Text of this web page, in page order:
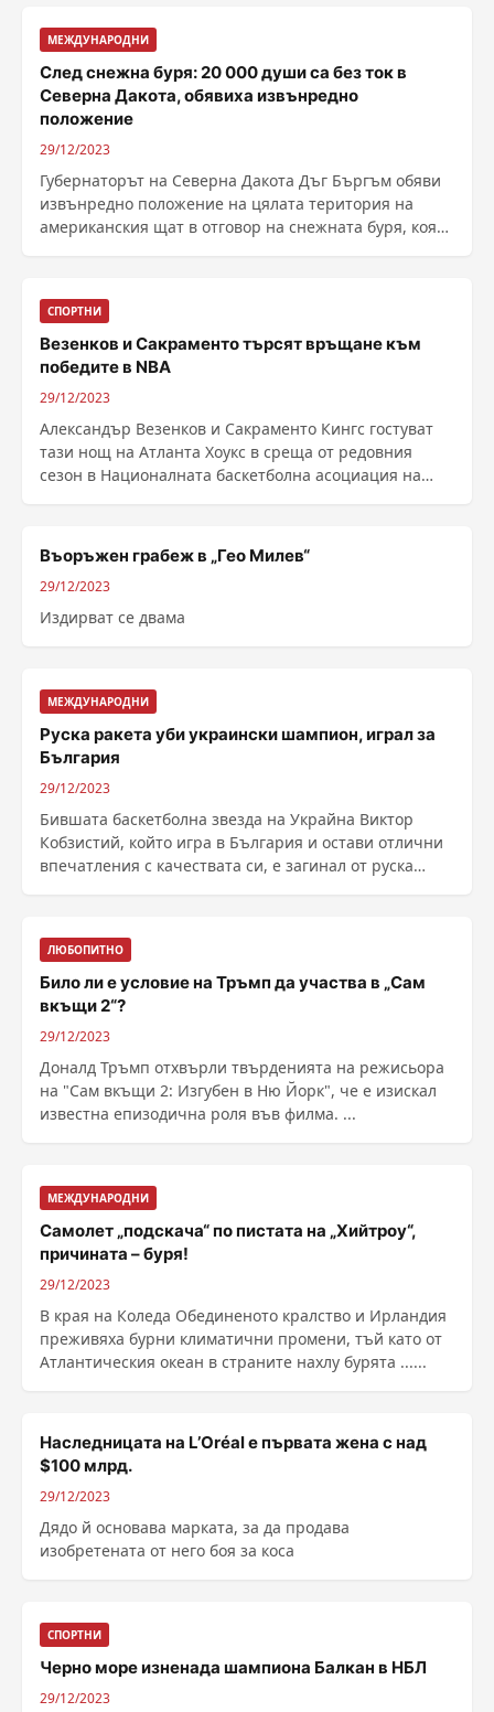
МЕЖДУНАРОДНИ
След снежна буря: 20 000 души са без ток в
Северна Дакота, обявиха извънредно
положение
29/12/2023
Губернаторът на Северна Дакота Дъг Бъргъм обяви
извънредно положение на цялата територия на
американския щат в отговор на снежната буря, която
СПОРТНИ
Везенков и Сакраменто търсят връщане към
победите в NBA
29/12/2023
Александър Везенков и Сакраменто Кингс гостуват
тази нощ на Атланта Хоукс в среща от редовния
сезон в Националната баскетболна асоциация на
Въоръжен грабеж в „Гео Милев“
29/12/2023
Издирват се двама
МЕЖДУНАРОДНИ
Руска ракета уби украински шампион, играл за
България
29/12/2023
Бившата баскетболна звезда на Украйна Виктор
Кобзистий, който игра в България и остави отлични
впечатления с качествата си, е загинал от руска
ЛЮБОПИТНО
Било ли е условие на Тръмп да участва в „Сам
вкъщи 2“?
29/12/2023
Доналд Тръмп отхвърли твърденията на режисьора
на "Сам вкъщи 2: Изгубен в Ню Йорк", че е изискал
известна епизодична роля във филма. ...
МЕЖДУНАРОДНИ
Самолет „подскача“ по пистата на „Хийтроу“,
причината – буря!
29/12/2023
В края на Коледа Обединеното кралство и Ирландия
преживяха бурни климатични промени, тъй като от
Атлантическия океан в страните нахлу бурята ......
Наследницата на L’Oréal е първата жена с над
$100 млрд.
29/12/2023
Дядо й основава марката, за да продава
изобретената от него боя за коса
СПОРТНИ
Черно море изненада шампиона Балкан в НБЛ
29/12/2023